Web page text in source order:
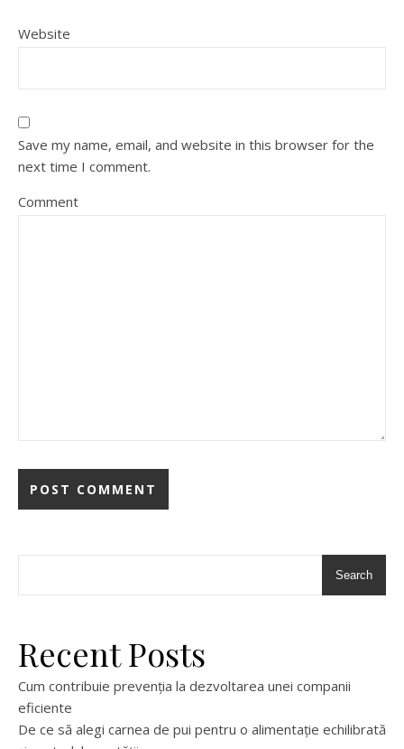
Website
Save my name, email, and website in this browser for the
next time I comment.
Comment
Search
Recent Posts
Cum contribuie prevenția la dezvoltarea unei companii
eficiente
De ce să alegi carnea de pui pentru o alimentație echilibrată